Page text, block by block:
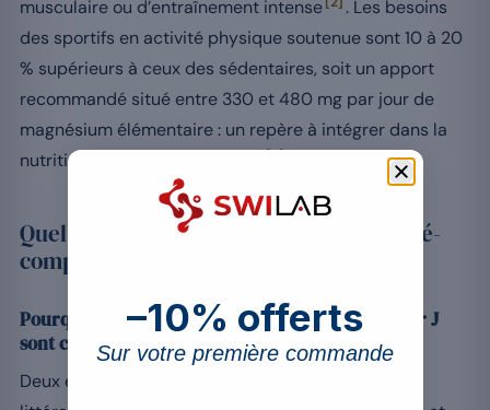
musculaire ou d’entraînement intense
. Les besoins
des sportifs en activité physique soutenue sont 10 à 20
% supérieurs à ceux des sédentaires, soit un apport
recommandé situé entre 330 et 480 mg par jour de
magnésium élémentaire : un repère à intégrer dans la
nutrition sportive du quotidien
[2]
Quelles erreurs éviter dans une cure pré-
compétition ?
Pourquoi les cures détox et la nouveauté du jour J
sont contre-productives ?
Deux erreurs ressortent systématiquement de la
–10% offerts
Sur votre première commande